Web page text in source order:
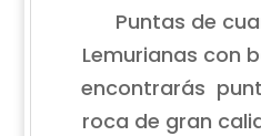
Puntas de
Lemurianas con
encontrarás
roca de gran